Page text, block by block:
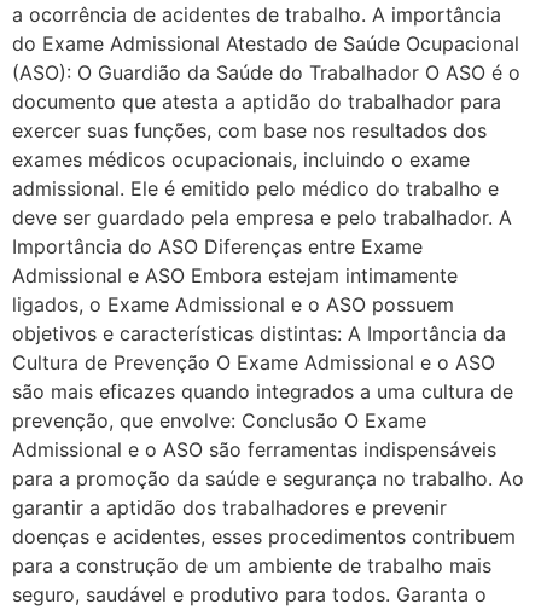
a ocorrência de acidentes de trabalho. A importância
do Exame Admissional Atestado de Saúde Ocupacional
(ASO): O Guardião da Saúde do Trabalhador O ASO é o
documento que atesta a aptidão do trabalhador para
exercer suas funções, com base nos resultados dos
exames médicos ocupacionais, incluindo o exame
admissional. Ele é emitido pelo médico do trabalho e
deve ser guardado pela empresa e pelo trabalhador. A
Importância do ASO Diferenças entre Exame
Admissional e ASO Embora estejam intimamente
ligados, o Exame Admissional e o ASO possuem
objetivos e características distintas: A Importância da
Cultura de Prevenção O Exame Admissional e o ASO
são mais eficazes quando integrados a uma cultura de
prevenção, que envolve: Conclusão O Exame
Admissional e o ASO são ferramentas indispensáveis
para a promoção da saúde e segurança no trabalho. Ao
garantir a aptidão dos trabalhadores e prevenir
doenças e acidentes, esses procedimentos contribuem
para a construção de um ambiente de trabalho mais
seguro, saudável e produtivo para todos. Garanta o